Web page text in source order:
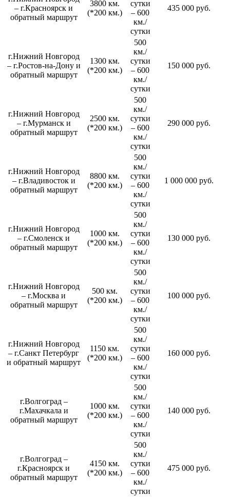
– г.Красноярск и
обратный маршрут
3800 км.
(*200 км.)
сутки
– 600
км./
сутки
435 000 руб.
г.Нижний Новгород
– г.Ростов-на-Дону и
обратный маршрут
1300 км.
(*200 км.)
500
км./
сутки
– 600
км./
сутки
150 000 руб.
г.Нижний Новгород
– г.Мурманск и
обратный маршрут
2500 км.
(*200 км.)
500
км./
сутки
– 600
км./
сутки
290 000 руб.
г.Нижний Новгород
– г.Владивосток и
обратный маршрут
8800 км.
(*200 км.)
500
км./
сутки
– 600
км./
сутки
1 000 000 руб.
г.Нижний Новгород
– г.Смоленск и
обратный маршрут
1000 км.
(*200 км.)
500
км./
сутки
– 600
км./
сутки
130 000 руб.
г.Нижний Новгород
– г.Москва и
обратный маршрут
500 км.
(*200 км.)
500
км./
сутки
– 600
км./
сутки
100 000 руб.
г.Нижний Новгород
– г.Санкт Петербург
и обратный маршрут
1150 км.
(*200 км.)
500
км./
сутки
– 600
км./
сутки
160 000 руб.
г.Волгоград –
г.Махачкала и
обратный маршрут
1000 км.
(*200 км.)
500
км./
сутки
– 600
км./
сутки
140 000 руб.
г.Волгоград –
г.Красноярск и
обратный маршрут
4150 км.
(*200 км.)
500
км./
сутки
– 600
км./
сутки
475 000 руб.